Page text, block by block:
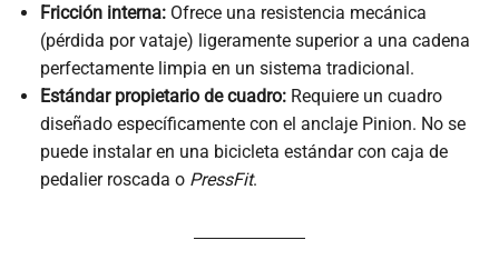
Fricción interna:Ofrece una resistencia mecánica
(pérdida por vataje) ligeramente superior a una cadena
perfectamente limpia en un sistema tradicional.
Estándar propietario de cuadro:Requiere un cuadro
diseñado específicamente con el anclaje Pinion. No se
puede instalar en una bicicleta estándar con caja de
pedalier roscada o PressFit.